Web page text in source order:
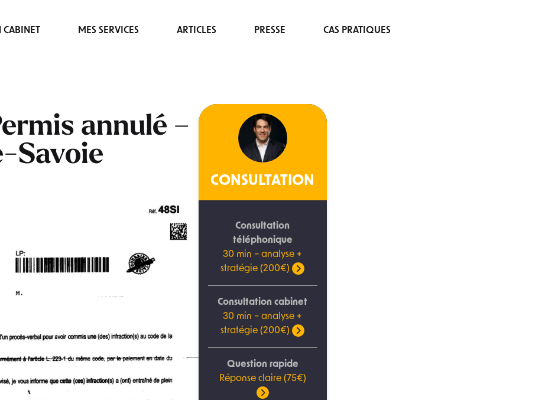
MES SERVICES ARTICLES PRESSE CAS PRATIQUES
annulé –
Savoie
CONSULTATION
Consultation
téléphonique
30 min – analyse +
stratégie (200€)
Consultation cabinet
30 min – analyse +
stratégie (200€)
Question rapide
Réponse claire (75€)